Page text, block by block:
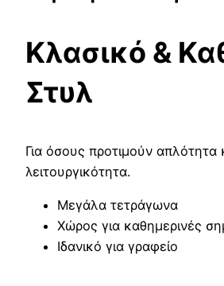
Κλασικό &
Στυλ
Για όσους προτιμούν απλότητα
λειτουργικότητα.
Μεγάλα τετράγωνα
Χώρος για καθημερινές
Ιδανικό για γραφείο